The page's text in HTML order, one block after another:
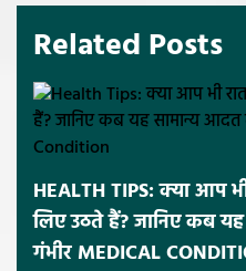
Related Posts
HEALTH TIPS: क्या आप
लिए उठते हैं? जानिए कब
गंभीर MEDICAL